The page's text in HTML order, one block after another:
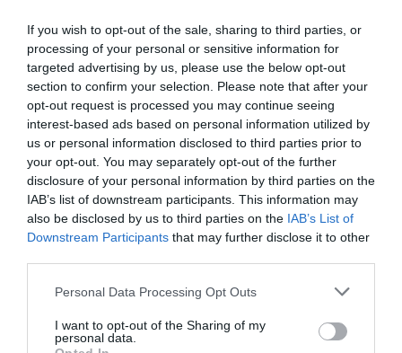
If you wish to opt-out of the sale, sharing to third parties, or
processing of your personal or sensitive information for
targeted advertising by us, please use the below opt-out
section to confirm your selection. Please note that after your
opt-out request is processed you may continue seeing
interest-based ads based on personal information utilized by
us or personal information disclosed to third parties prior to
your opt-out. You may separately opt-out of the further
disclosure of your personal information by third parties on the
IAB’s list of downstream participants. This information may
also be disclosed by us to third parties on the IAB’s List of
Downstream Participants that may further disclose it to other
Please note that this website/app uses one or more Google
not limited to your visit or usage behaviour. You may click to
grant or deny consent to Google and its third-party tags to
Personal Data Processing Opt Outs
I want to opt-out of the Sharing of my
personal data.
butirát azonban egy bűzös szagú vegyi anyag, és a
szájon át vagy végbélbe történő bevezetés nem
bizonyult eredményesnek a klinikai vizsgálatok
során.
A tudósok viszont megtalálták a módját, hogy
elrejtsék a vegyületnek a kifejezetten kellemetlen
szagát.
A készítményt diófélékre allergiás egereken
tesztelték: a káros baktériumokat elpusztító
bélben a butiráttermelésnek.
Az eredmények megmentették a rágcsálókat attól,